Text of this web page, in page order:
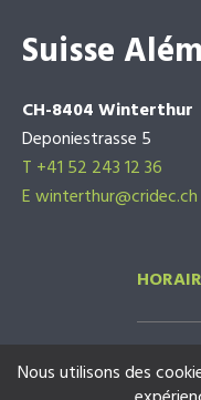
Suisse
CH-8404 Winterthur
Deponiestrasse 5
T +41 52 243 12 36
E winterthur@cridec.ch
Nous utilisons des